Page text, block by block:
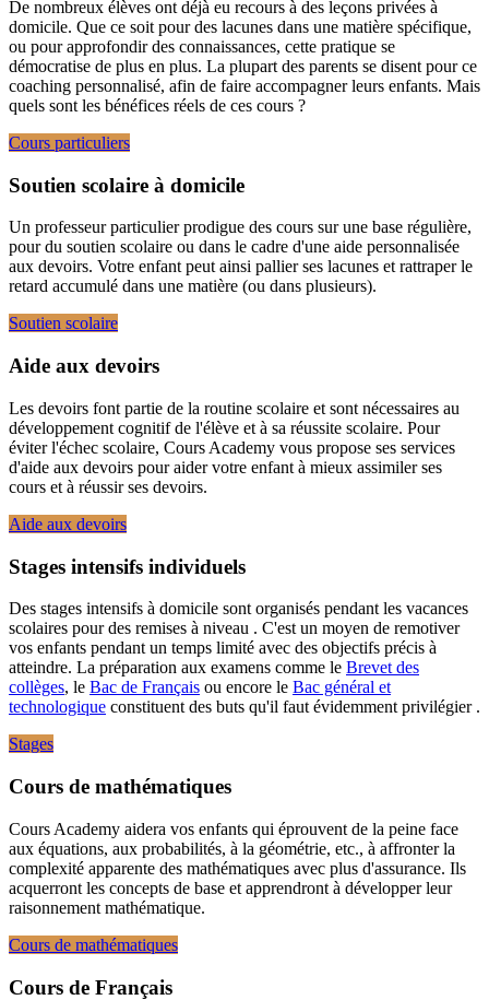
De nombreux élèves ont déjà eu recours à des leçons privées à
domicile. Que ce soit pour des lacunes dans une matière spécifique,
ou pour approfondir des connaissances, cette pratique se
démocratise de plus en plus. La plupart des parents se disent pour ce
coaching personnalisé, afin de faire accompagner leurs enfants. Mais
quels sont les bénéfices réels de ces cours ?
Cours particuliers
Soutien scolaire à domicile
Un professeur particulier prodigue des cours sur une base régulière,
pour du soutien scolaire ou dans le cadre d'une aide personnalisée
aux devoirs. Votre enfant peut ainsi pallier ses lacunes et rattraper le
retard accumulé dans une matière (ou dans plusieurs).
Soutien scolaire
Aide aux devoirs
Les devoirs font partie de la routine scolaire et sont nécessaires au
développement cognitif de l'élève et à sa réussite scolaire. Pour
éviter l'échec scolaire, Cours Academy vous propose ses services
d'aide aux devoirs pour aider votre enfant à mieux assimiler ses
cours et à réussir ses devoirs.
Aide aux devoirs
Stages intensifs individuels
Des stages intensifs à domicile sont organisés pendant les vacances
scolaires pour des remises à niveau . C'est un moyen de remotiver
vos enfants pendant un temps limité avec des objectifs précis à
atteindre. La préparation aux examens comme le Brevet des
collèges, le Bac de Français ou encore le Bac général et
technologique constituent des buts qu'il faut évidemment privilégier .
Stages
Cours de mathématiques
Cours Academy aidera vos enfants qui éprouvent de la peine face
aux équations, aux probabilités, à la géométrie, etc., à affronter la
complexité apparente des mathématiques avec plus d'assurance. Ils
acquerront les concepts de base et apprendront à développer leur
raisonnement mathématique.
Cours de mathématiques
Cours de Français